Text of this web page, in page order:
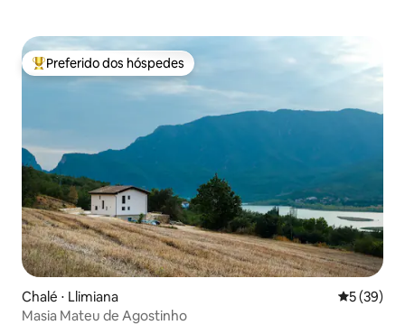
Entre os melhores preferidos dos hóspedes
Preferido dos hóspedes
Chalé ⋅ Llimiana 5 de uma
5 (39)
Masia Mateu de Agostinho